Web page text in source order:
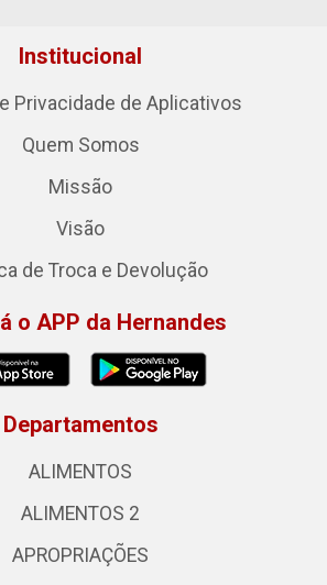
Institucional
Privacidade de Aplicativos
Quem Somos
Missão
Visão
de Troca e Devolução
o APP da Hernandes
Departamentos
ALIMENTOS
ALIMENTOS 2
APROPRIAÇÕES